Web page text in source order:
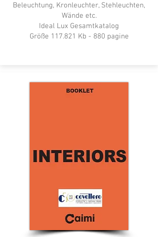
Beleuchtung, Kronleuchter, Stehleuchten,
Wände etc.
Ideal Lux Gesamtkatalog​
Größe 117.821 Kb - 880 pagine